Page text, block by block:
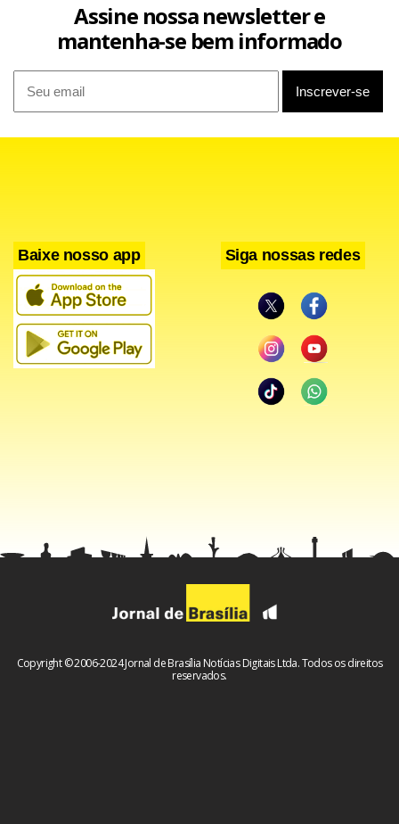
Luana Carvalho faz sua estréia
Primeira vez – Luana Carvalho faz sua estréia na TV. Ela
Responsável – Duda Nagle diz que, na vida real, teria uma
postura bem diferente de Radar, se descobrisse que seria
pai. “Eu assumiria a responsabilidade e encararia de frente
a situação”, afirma o ator.
Assine nossa newsletter e
mantenha-se bem informado
Baixe nosso app Siga nossas redes
Copyright © 2006-2024 Jornal de Brasília Notícias Digitais Ltda. Todos os direitos
reservados.